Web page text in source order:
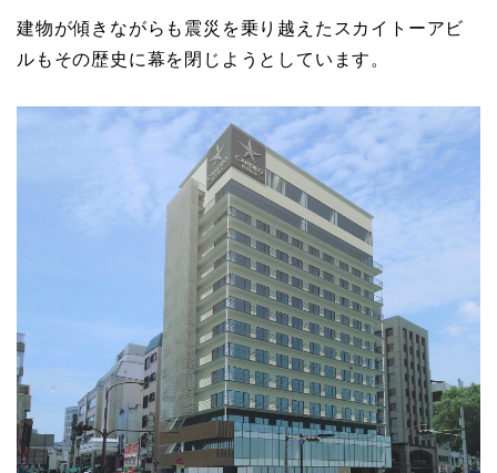
建物が傾きながらも震災を乗り越えたスカイトーアビ
ルもその歴史に幕を閉じようとしています。